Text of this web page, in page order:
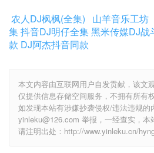
农人DJ枫枫(全集)
山羊音乐工坊
集抖音DJ明仔全集黑米传媒DJ战
款 DJ阿杰抖音同款
本文内容由互联网用户自发贡献，该文
仅提供信息存储空间服务，不拥有所有
如发现本站有涉嫌抄袭侵权/违法违规的
yinleku@126.com 举报，一经查实，本
请注明出处：http://www.yinleku.cn/